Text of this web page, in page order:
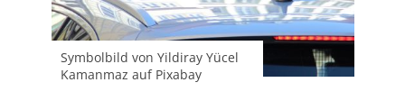
Symbolbild von Yildiray Yücel
Kamanmaz auf Pixabay